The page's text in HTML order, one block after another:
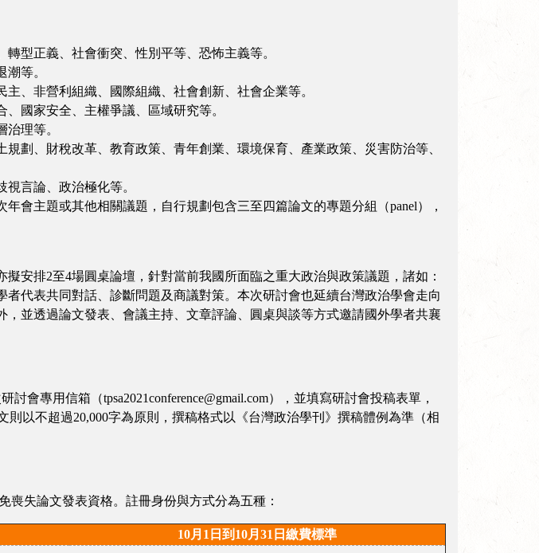
型正義、社會衝突、性別平等、恐怖主義等。
等。
、非營利組織、國際組織、社會創新、社會企業等。
國家安全、主權爭議、區域研究等。
理等。
劃、財稅改革、教育政策、青年創業、環境保育、產業政策、災害防治等、
言論、政治極化等。
會主題或其他相關議題，自行規劃包含三至四篇論文的專題分組（panel），
安排2至4場圓桌論壇，針對當前我國所面臨之重大政治與政策議題，諸如：
代表共同對話、診斷問題及商議對策。本次研討會也延續台灣政治學會走向
並透過論文發表、會議主持、文章評論、圓桌與談等方式邀請國外學者共襄
會專用信箱（tpsa2021conference@gmail.com），並填寫研討會投稿表單，
則以不超過20,000字為原則，撰稿格式以《台灣政治學刊》撰稿體例為準（相
失論文發表資格。註冊身份與方式分為五種：
10月1日到10月31日繳費標準